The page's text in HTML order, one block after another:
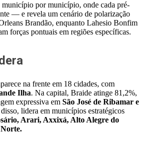
município por município, onde cada pré-
— e revela um cenário de polarização
Brandão, enquanto Lahesio Bonfim
forças pontuais em regiões específicas.
na frente em 18 cidades, com
Ilha. Na capital, Braide atinge 81,2%,
expressiva em São José de Ribamar e
lidera em municípios estratégicos
Arari, Axxixá, Alto Alegre do